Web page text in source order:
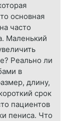
основная
часто
Маленький
Реально ли
в
длину,
срок
пациентов
пениса. Что